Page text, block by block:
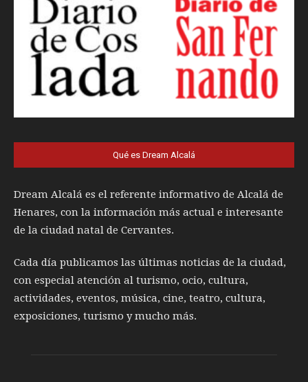
Qué es Dream Alcalá
Dream Alcalá es el referente informativo de Alcalá de
Henares, con la información más actual e interesante
de la ciudad natal de Cervantes.
Cada día publicamos las últimas noticias de la ciudad,
con especial atención al turismo, ocio, cultura,
actividades, eventos, música, cine, teatro, cultura,
exposiciones, turismo y mucho más.